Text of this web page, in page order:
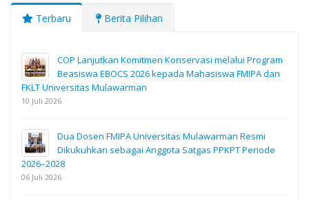
Terbaru Berita Pilihan
COP Lanjutkan Komitmen Konservasi melalui Program
Beasiswa EBOCS 2026 kepada Mahasiswa FMIPA dan
FKLT Universitas Mulawarman
10 Juli 2026
Dua Dosen FMIPA Universitas Mulawarman Resmi
Dikukuhkan sebagai Anggota Satgas PPKPT Periode
2026–2028
06 Juli 2026